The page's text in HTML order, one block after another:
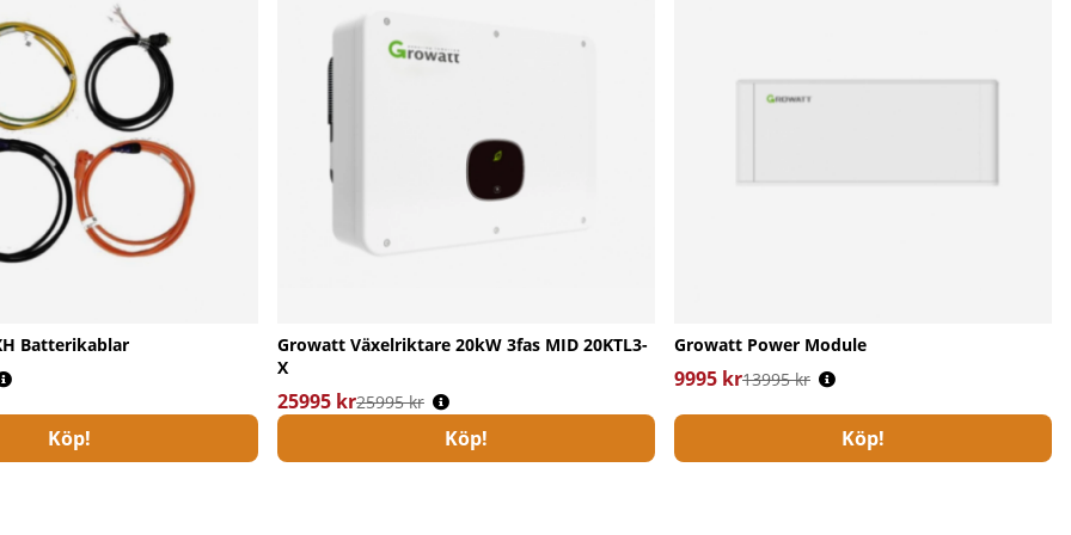
Batterikablar
Köp!
Growatt Växelriktare 20kW 3fas MID 20KTL3-
X
25995 kr
Ordinarie pris:
25995 kr
Köp!
Growatt Power Module
9995 kr
Ordinarie pris:
13995 kr
Köp!